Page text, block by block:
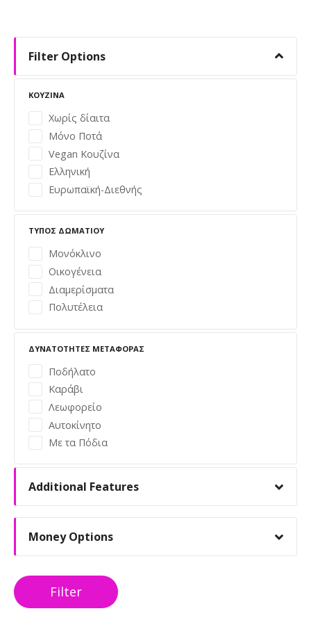
σ
Filter Options
ΚΟΥΖΊΝΑ
Χωρίς δίαιτα
Μόνο Ποτά
Vegan Κουζίνα
Ελληνική
Ευρωπαϊκή-Διεθνής
ΤΎΠΟΣ ΔΩΜΑΤΊΟΥ
Μονόκλινο
Οικογένεια
Διαμερίσματα
Πολυτέλεια
ΔΥΝΑΤΌΤΗΤΕΣ ΜΕΤΑΦΟΡΆΣ
Ποδήλατο
Καράβι
Λεωφορείο
Αυτοκίνητο
Με τα Πόδια
Additional Features
Money Options
Filter